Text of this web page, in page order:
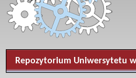
Repozytorium Uniwersytetu